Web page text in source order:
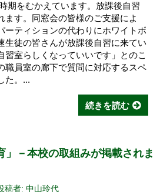
をむかえています。放課後自習
ます。同窓会の皆様のご支援によ
ーティションの代わりにホワイトボ
生徒の皆さんが放課後自習に来てい
習室らしくなっていいです」とのこ
職員室の廊下で質問に対応するスペ
た。...
続きを読む
」－本校の取組みが掲載されま
稿者: 中山玲代